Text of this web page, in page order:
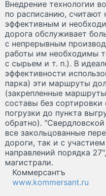
Внедрение технологии
по расписанию, считают
эффективным и
дорога обслуживает
с непрерывным
работы им необходимы
с сырьем и т. п.). В
эффективности
парка) эти маршруты
(закрепленные
составы без сортировки
погрузки до пункта
обратно).
все закольцованные
дороги, так и с
направлений порядка
магистрали.
Коммерсантъ
www.kommersant.ru